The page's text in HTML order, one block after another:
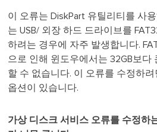
이 오류는 DiskPart 유틸리티를 사
는 USB/ 외장 하드 드라이브를
하려는 경우에 자주 발생합니다.
으로 인해 윈도우에서는 32GB보다
할 수 없습니다. 이 오류를 수정하려
옵션이 있습니다.
가상 디스크 서비스 오류를 수정하